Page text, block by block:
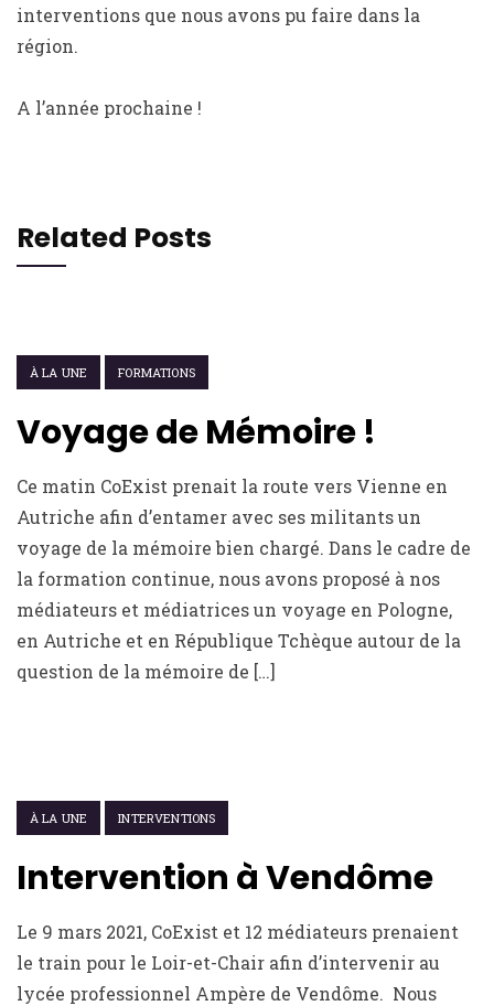
interventions que nous avons pu faire dans la
région.
A l’année prochaine !
Related Posts
À LA UNE FORMATIONS
Voyage de Mémoire !
Ce matin CoExist prenait la route vers Vienne en
Autriche afin d’entamer avec ses militants un
voyage de la mémoire bien chargé. Dans le cadre de
la formation continue, nous avons proposé à nos
médiateurs et médiatrices un voyage en Pologne,
en Autriche et en République Tchèque autour de la
question de la mémoire de […]
À LA UNE INTERVENTIONS
Intervention à Vendôme
Le 9 mars 2021, CoExist et 12 médiateurs prenaient
le train pour le Loir-et-Chair afin d’intervenir au
lycée professionnel Ampère de Vendôme. Nous